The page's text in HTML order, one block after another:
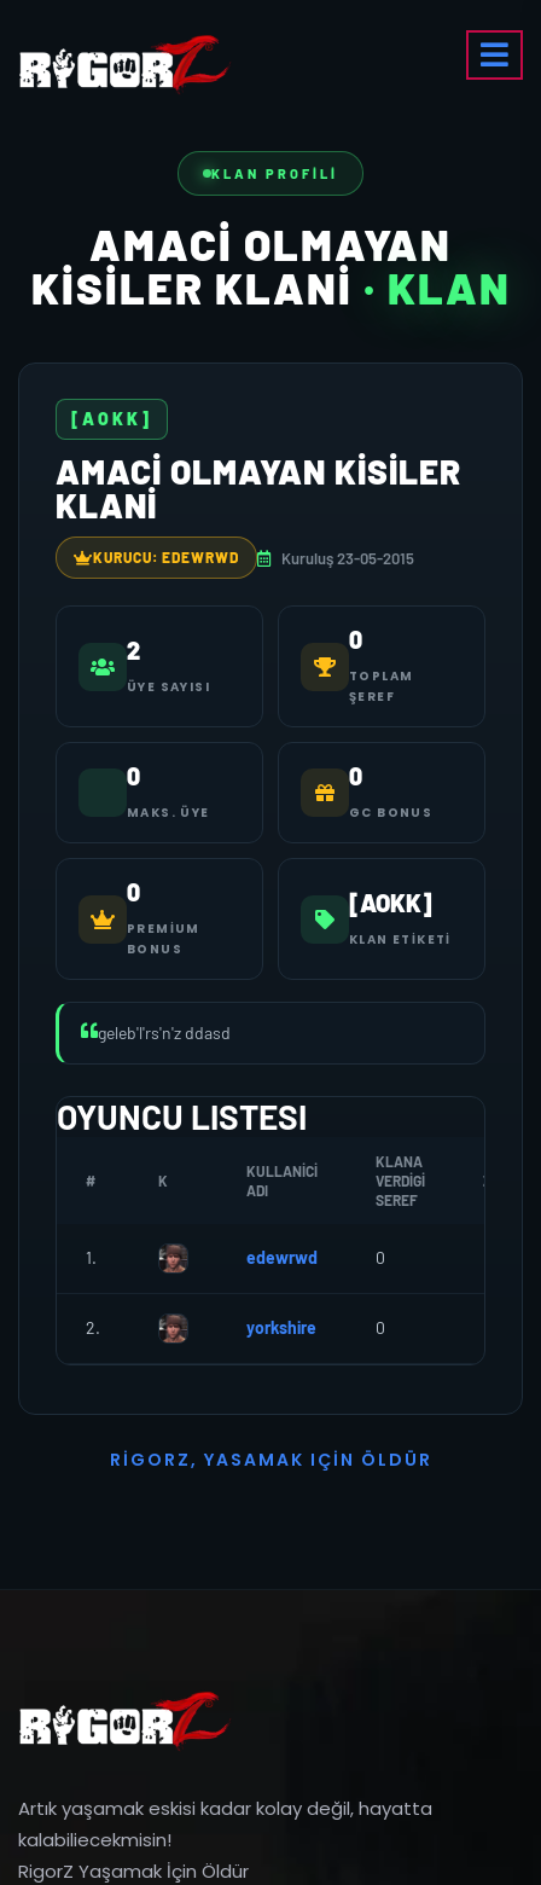
KLAN PROFILI
AMACI OLMAYAN
KISILER KLANI · KLAN
[AOKK]
AMACI OLMAYAN KISILER
KLANI
KURUCU: EDEWRWD Kuruluş 23-05-2015
2
ÜYE SAYISI
0
TOPLAM
ŞEREF
0
MAKS. ÜYE
0
GC BONUS
0
PREMIUM
BONUS
[AOKK]
KLAN ETIKETI
geleb'l'rs'n'z ddasd
OYUNCU LISTESI
# K
KULLANICI
ADI
KLANA
VERDIGI
SEREF
ZOMBI
1. edewrwd 0
2. yorkshire 0
R I G O R Z, YASAMAK I ÇI N Ö L D Ü R
Artık yaşamak eskisi kadar kolay değil, hayatta
kalabiliecekmisin!
RigorZ Yaşamak İçin Öldür